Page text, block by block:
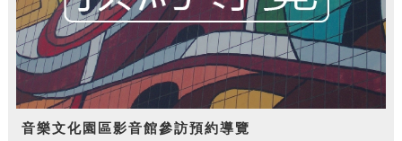
音樂文化園區影音館參訪預約導覽